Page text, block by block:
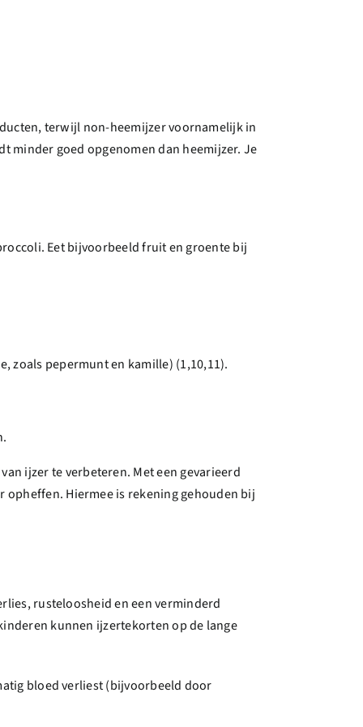
terwijl non-heemijzer voornamelijk in
minder goed opgenomen dan heemijzer. Je
Eet bijvoorbeeld fruit en groente bij
zoals pepermunt en kamille) (1,10,11).
ijzer te verbeteren. Met een gevarieerd
Hiermee is rekening gehouden bij
rusteloosheid en een verminderd
kunnen ijzertekorten op de lange
bloed verliest (bijvoorbeeld door